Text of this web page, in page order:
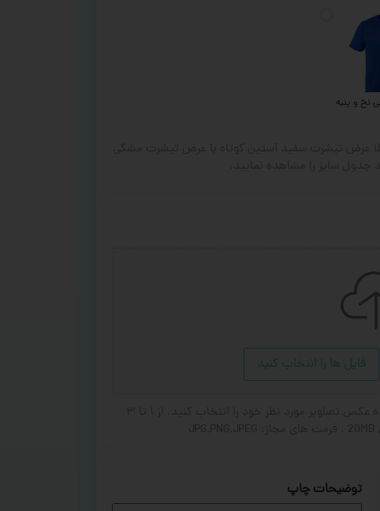
نخ و پنبه
فایل ها را انتخاب کنید
توضیحات چاپ